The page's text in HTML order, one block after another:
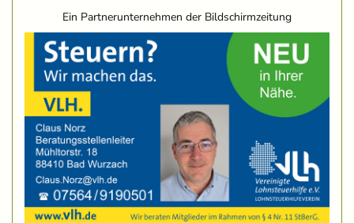
Ein Partnerunternehmen der Bildschirmzeitung